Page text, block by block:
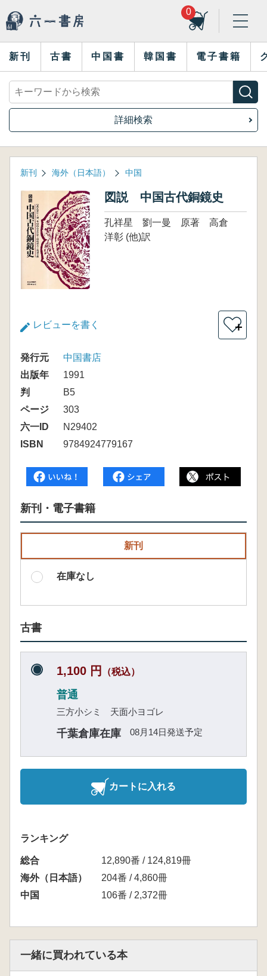
0
新刊 古書 中国書 韓国書 電子書籍
詳細検索
新刊 海外（日本語） 中国
図説 中国古代銅鏡史
孔祥星 劉一曼 原著 高倉
洋彰 (他)訳
レビューを書く ＋
発行元
中国書店
出版年
1991
判
B5
ページ
303
六一ID
N29402
ISBN
9784924779167
新刊・電子書籍
新刊
在庫なし
古書
1,100 円 （税込）
普通
三方小シミ 天面小ヨゴレ
千葉倉庫在庫 08月14日発送予定
カートに入れる
ランキング
総合
12,890番 / 124,819冊
海外（日本語）
204番 / 4,860冊
中国
106番 / 2,372冊
一緒に買われている本